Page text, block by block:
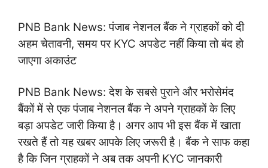
PNB Bank News: पंजाब नेशनल बैंक ने ग्राहकों को दी
अहम चेतावनी, समय पर KYC अपडेट नहीं किया तो बंद हो
जाएगा अकाउंट
PNB Bank News: देश के सबसे पुराने और भरोसेमंद
बैंकों में से एक पंजाब नेशनल बैंक ने अपने ग्राहकों के लिए
बड़ा अपडेट जारी किया है। अगर आप भी इस बैंक में खाता
रखते हैं तो यह खबर आपके लिए जरूरी है। बैंक ने साफ कहा
है कि जिन ग्राहकों ने अब तक अपनी KYC जानकारी